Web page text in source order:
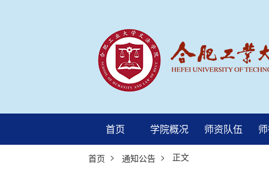
首页 学院概况 师资队伍
首页 > 通知公告> 正文